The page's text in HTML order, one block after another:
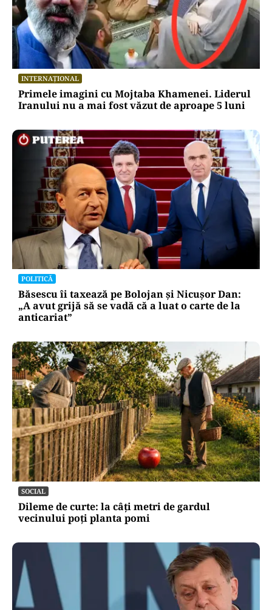
vulnerabilitățile statului român: ANP
repetă scenariul e‑Terra. Ce ascund
comunicările oficiale și cine răspunde
pentru mentenanța IT a instituțiilor
publice
Alte Articole Importante
INTERNAȚIONAL
Primele imagini cu Mojtaba Khamenei. Liderul
Iranului nu a mai fost văzut de aproape 5 luni
POLITICĂ
Băsescu îi taxează pe Bolojan și Nicușor Dan:
„A avut grijă să se vadă că a luat o carte de la
anticariat”